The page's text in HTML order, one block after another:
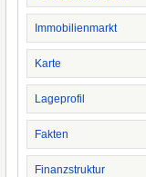
Immobilienmarkt
Karte
Lageprofil
Fakten
Finanzstruktur